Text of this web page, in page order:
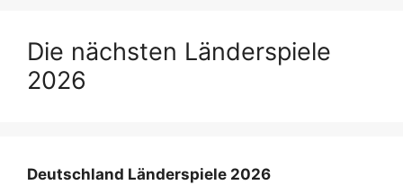
Die nächsten Länderspiele
2026
Deutschland Länderspiele 2026